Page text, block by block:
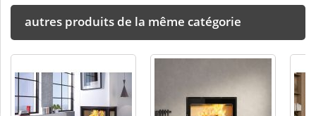
autres produits de la même catégorie